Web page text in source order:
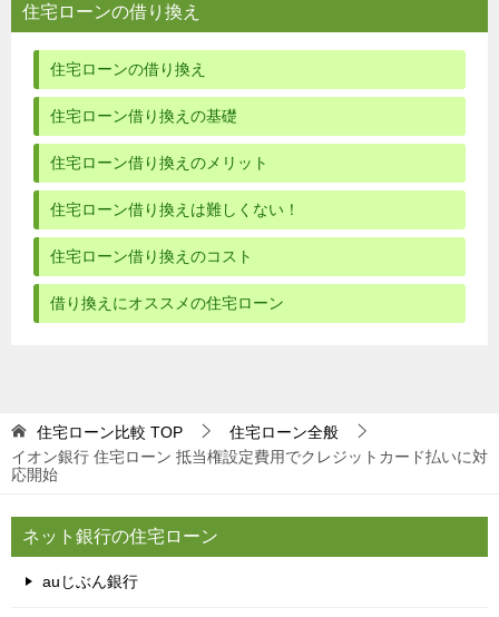
住宅ローンの借り換え
住宅ローンの借り換え
住宅ローン借り換えの基礎
住宅ローン借り換えのメリット
住宅ローン借り換えは難しくない！
住宅ローン借り換えのコスト
借り換えにオススメの住宅ローン
住宅ローン比較 TOP
住宅ローン全般
イオン銀行 住宅ローン 抵当権設定費用でクレジットカード払いに対
応開始
ネット銀行の住宅ローン
auじぶん銀行